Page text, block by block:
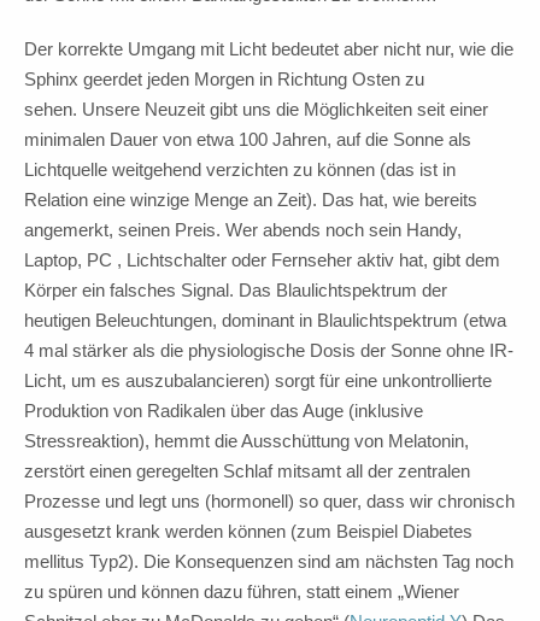
Der korrekte Umgang mit Licht bedeutet aber nicht nur, wie die
Sphinx geerdet jeden Morgen in Richtung Osten zu
sehen. Unsere Neuzeit gibt uns die Möglichkeiten seit einer
minimalen Dauer von etwa 100 Jahren, auf die Sonne als
Lichtquelle weitgehend verzichten zu können (das ist in
Relation eine winzige Menge an Zeit). Das hat, wie bereits
angemerkt, seinen Preis. Wer abends noch sein Handy,
Laptop, PC , Lichtschalter oder Fernseher aktiv hat, gibt dem
Körper ein falsches Signal. Das Blaulichtspektrum der
heutigen Beleuchtungen, dominant in Blaulichtspektrum (etwa
4 mal stärker als die physiologische Dosis der Sonne ohne IR-
Licht, um es auszubalancieren) sorgt für eine unkontrollierte
Produktion von Radikalen über das Auge (inklusive
Stressreaktion), hemmt die Ausschüttung von Melatonin,
zerstört einen geregelten Schlaf mitsamt all der zentralen
Prozesse und legt uns (hormonell) so quer, dass wir chronisch
ausgesetzt krank werden können (zum Beispiel Diabetes
mellitus Typ2). Die Konsequenzen sind am nächsten Tag noch
zu spüren und können dazu führen, statt einem „Wiener